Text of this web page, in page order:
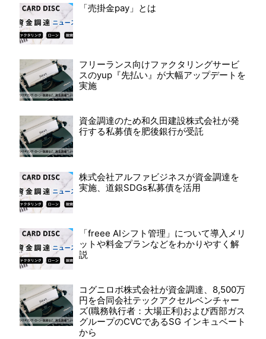
「売掛金pay」とは
フリーランス向けファクタリングサービ
スのyup『先払い』が大幅アップデートを
実施
資金調達のため和久田建設株式会社が発
行する私募債を肥後銀行が受託
株式会社アルファビジネスが資金調達を
実施、道銀SDGs私募債を活用
「freee AIシフト管理」について導入メリ
ットや料金プランなどをわかりやすく解
説
コグニロボ株式会社が資金調達、8,500万
円を合同会社テックアクセルベンチャー
ズ(職務執行者：大場正利)および西部ガス
グループのCVCであるSG インキュベート
から